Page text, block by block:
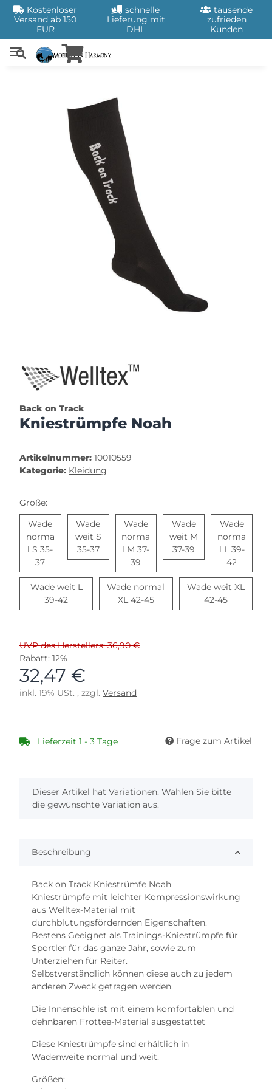
Kostenloser
Versand ab 150
EUR
schnelle
Lieferung mit
DHL
tausende
zufrieden
Kunden
Back on Track
Kniestrümpfe Noah
Artikelnummer: 10010559
Kategorie: Kleidung
Größe:
Wade
norma
l S 35-
37Wade normal S 35-37
Wade
weit S
35-37Wade weit S 35-37
Wade
norma
l M 37-
39 Wade normal M 37-39
Wade
weit M
37-39 Wade weit M 37-
Wade
norma
l L 39-
42
Wade weit L
39-42 Wade weit L 39-42
Wade normal
XL 42-45Wade normal XL 42-45
Wade weit XL
42-45Wade
UVP des Herstellers: 36,90 €
Rabatt: 12%
32,47 €
inkl. 19% USt. , zzgl. Versand
Lieferzeit 1 - 3 Tage Frage zum Artikel
x
Dieser Artikel hat Variationen. Wählen Sie bitte
die gewünschte Variation aus.
Beschreibung
Back on Track Kniestrümfe Noah
Kniestrümpfe mit leichter Kompressionswirkung
aus Welltex-Material mit
durchblutungsfördernden Eigenschaften.
Bestens Geeignet als Trainings-Kniestrümpfe für
Sportler für das ganze Jahr, sowie zum
Unterziehen für Reiter.
Selbstverständlich können diese auch zu jedem
anderen Zweck getragen werden.
Die Innensohle ist mit einem komfortablen und
dehnbaren Frottee-Material ausgestattet
Diese Kniestrümpfe sind erhältlich in
Wadenweite normal und weit.
Größen: